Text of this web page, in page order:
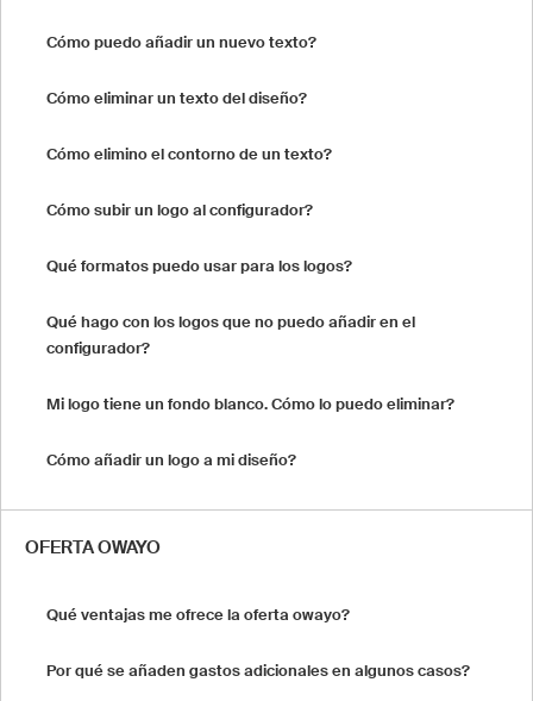
Cómo puedo añadir un nuevo texto?
Cómo eliminar un texto del diseño?
Cómo elimino el contorno de un texto?
Cómo subir un logo al configurador?
Qué formatos puedo usar para los logos?
Qué hago con los logos que no puedo añadir en el
configurador?
Mi logo tiene un fondo blanco. Cómo lo puedo eliminar?
Cómo añadir un logo a mi diseño?
OFERTA OWAYO
Qué ventajas me ofrece la oferta owayo?
Por qué se añaden gastos adicionales en algunos casos?